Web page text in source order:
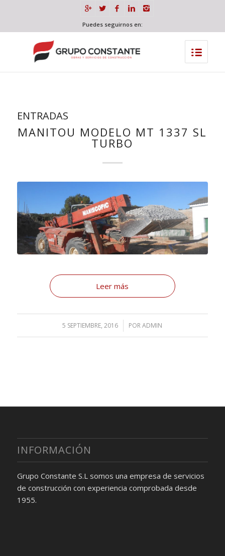
Puedes seguirnos en:
ENTRADAS
MANITOU MODELO MT 1337 SL
TURBO
Leer más
5 SEPTIEMBRE, 2016
/ PORADMIN
INFORMACIÓN
Grupo Constante S.L somos una empresa de servicios
de construcción con experiencia comprobada desde
1955.